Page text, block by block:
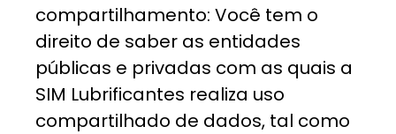
compartilhamento: Você tem o
direito de saber as entidades
públicas e privadas com as quais a
SIM Lubrificantes realiza uso
compartilhado de dados, tal como